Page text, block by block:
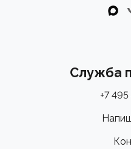
Служба
+7 495